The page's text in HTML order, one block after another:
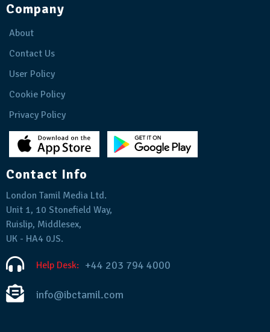
Company
About
Contact Us
User Policy
Cookie Policy
Privacy Policy
Contact Info
London Tamil Media Ltd.
Unit 1, 10 Stonefield Way,
Ruislip, Middlesex,
UK - HA4 0JS.
Help Desk: +44 203 794 4000
info@ibctamil.com